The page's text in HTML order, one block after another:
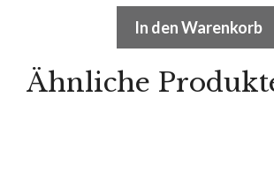
In den Warenkorb
Ähnliche